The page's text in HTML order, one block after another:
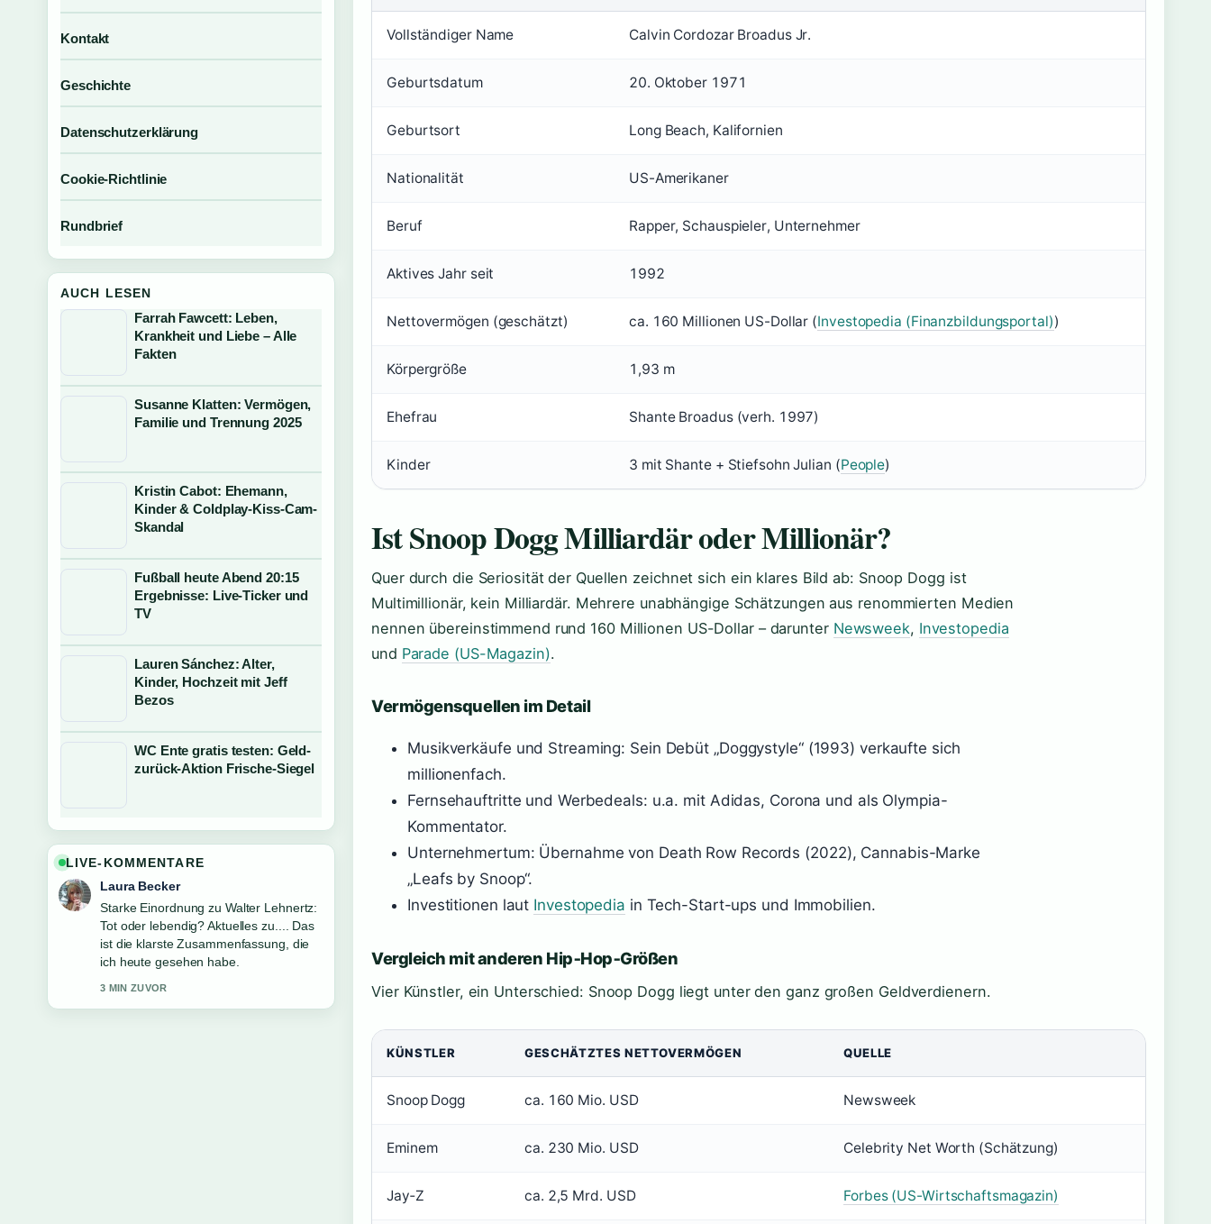
Vollständiger Name Calvin Cordozar Broadus Jr.
Geburtsdatum 20. Oktober 1971
Geburtsort Long Beach, Kalifornien
Nationalität US-Amerikaner
Beruf Rapper, Schauspieler, Unternehmer
Aktives Jahr seit 1992
Nettovermögen (geschätzt) ca. 160 Millionen US-Dollar (Investopedia (Finanzbildungsportal))
Körpergröße 1,93 m
Ehefrau Shante Broadus (verh. 1997)
Kinder 3 mit Shante + Stiefsohn Julian (People)
Ist Snoop Dogg Milliardär oder Millionär?
Quer durch die Seriosität der Quellen zeichnet sich ein klares Bild ab: Snoop Dogg ist
Multimillionär, kein Milliardär. Mehrere unabhängige Schätzungen aus renommierten Medien
nennen übereinstimmend rund 160 Millionen US-Dollar – darunter Newsweek, Investopedia
und Parade (US-Magazin).
Vermögensquellen im Detail
Musikverkäufe und Streaming: Sein Debüt „Doggystyle“ (1993) verkaufte sich
millionenfach.
Fernsehauftritte und Werbedeals: u.a. mit Adidas, Corona und als Olympia-
Kommentator.
Unternehmertum: Übernahme von Death Row Records (2022), Cannabis-Marke
„Leafs by Snoop“.
Investitionen laut Investopedia in Tech-Start-ups und Immobilien.
Vergleich mit anderen Hip‑Hop‑Größen
Vier Künstler, ein Unterschied: Snoop Dogg liegt unter den ganz großen Geldverdienern.
KÜNSTLER GESCHÄTZTES NETTOVERMÖGEN QUELLE
Snoop Dogg ca. 160 Mio. USD Newsweek
Eminem ca. 230 Mio. USD Celebrity Net Worth (Schätzung)
Jay‑Z ca. 2,5 Mrd. USD Forbes (US-Wirtschaftsmagazin)
Kontakt
Geschichte
Datenschutzerklärung
Cookie-Richtlinie
Rundbrief
AUCH LESEN
Farrah Fawcett: Leben,
Krankheit und Liebe – Alle
Fakten
Susanne Klatten: Vermögen,
Familie und Trennung 2025
Kristin Cabot: Ehemann,
Kinder & Coldplay-Kiss-Cam-
Skandal
Fußball heute Abend 20:15
Ergebnisse: Live-Ticker und
TV
Lauren Sánchez: Alter,
Kinder, Hochzeit mit Jeff
Bezos
WC Ente gratis testen: Geld-
zurück-Aktion Frische-Siegel
LIVE-KOMMENTARE
Laura Becker
Starke Einordnung zu Walter Lehnertz:
Tot oder lebendig? Aktuelles zu.... Das
ist die klarste Zusammenfassung, die
ich heute gesehen habe.
3 MIN ZUVOR